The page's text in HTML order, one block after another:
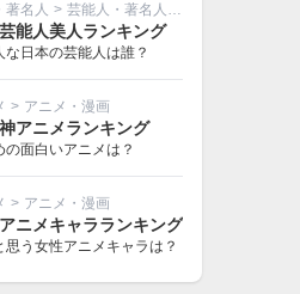
著名人 > 芸能人・著名人その他
能人美人ランキング
な日本の芸能人は誰？
> アニメ・漫画
アニメランキング
の面白いアニメは？
> アニメ・漫画
ニメキャラランキング
思う女性アニメキャラは？